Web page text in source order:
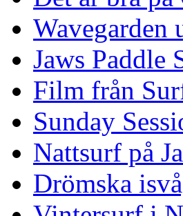
Wavegarden
Jaws Paddle
Film från
Sunday
Nattsurf på
Drömska